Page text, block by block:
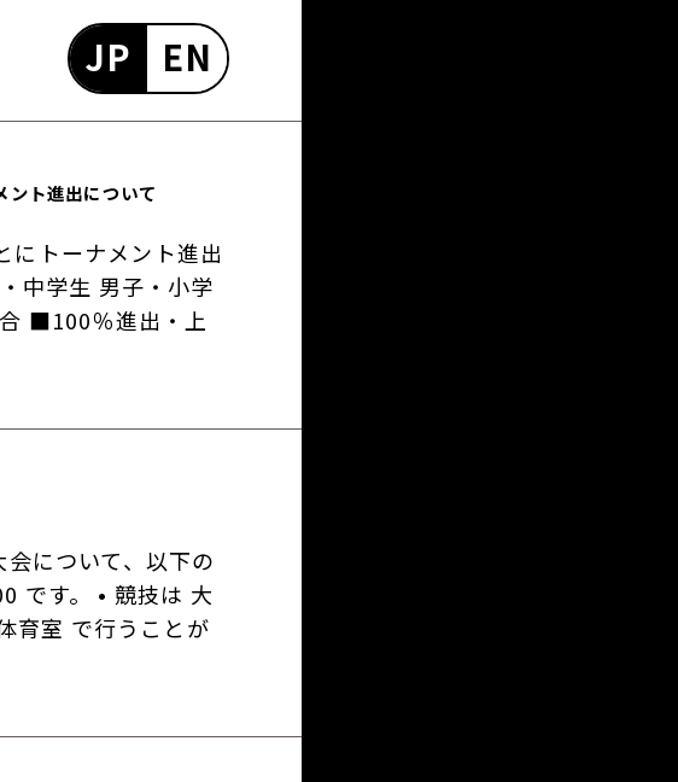
EN
JP
ント進出について
にトーナメント進出
中学生 男子・小学
■100％進出・上
について、以下の
です。 • 競技は 大
育室 で行うことが